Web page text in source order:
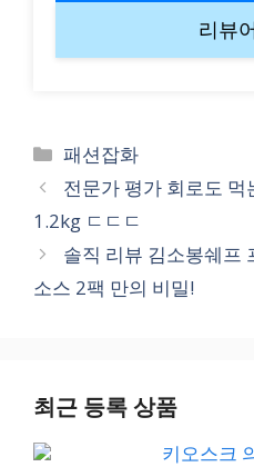
리뷰
Categories
패션잡화
전문가 평가 회로도 먹
1.2kg ㄷㄷㄷ
솔직 리뷰 김소봉쉐프
소스 2팩 만의 비밀!
최근 등록 상품
키오스크